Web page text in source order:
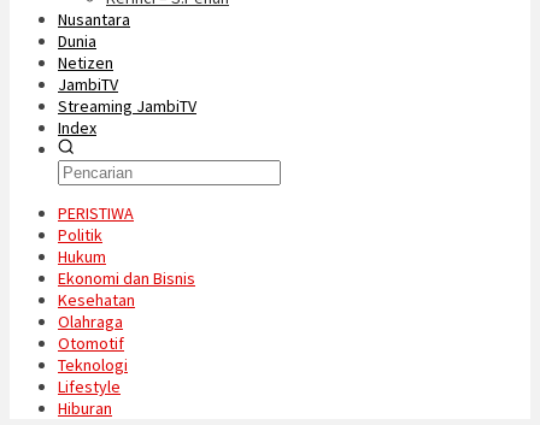
Nusantara
Dunia
Netizen
JambiTV
Streaming JambiTV
Index
PERISTIWA
Politik
Hukum
Ekonomi dan Bisnis
Kesehatan
Olahraga
Otomotif
Teknologi
Lifestyle
Hiburan